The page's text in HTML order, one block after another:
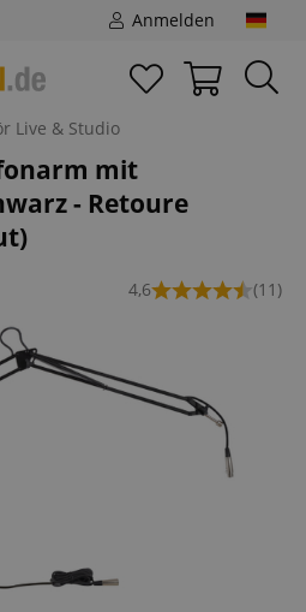
Anmelden
Live & Studio
mit
- Retoure
4,6 (11)